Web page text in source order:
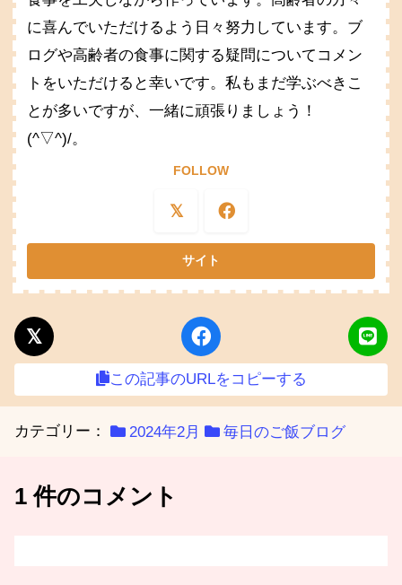
に喜んでいただけるよう日々努力しています。ブ
ログや高齢者の食事に関する疑問についてコメン
トをいただけると幸いです。私もまだ学ぶべきこ
とが多いですが、一緒に頑張りましょう！
(^▽^)/。
FOLLOW
この記事のURLをコピーする
カテゴリー： 2024年2月 毎日のご飯ブログ
1 件のコメント